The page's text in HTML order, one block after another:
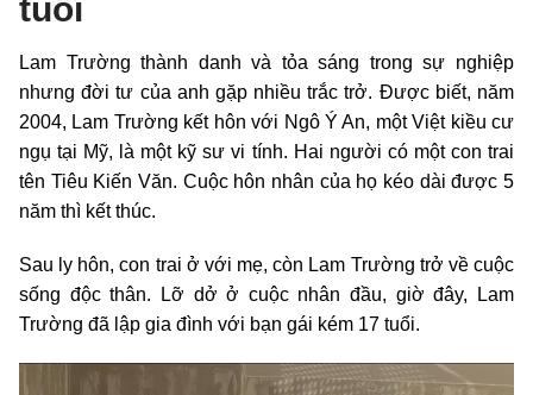
tuổi
Lam Trường thành danh và tỏa sáng trong sự nghiệp
nhưng đời tư của anh gặp nhiều trắc trở. Được biết, năm
2004, Lam Trường kết hôn với Ngô Ý An, một Việt kiều cư
ngụ tại Mỹ, là một kỹ sư vi tính. Hai người có một con trai
tên Tiêu Kiến Văn. Cuộc hôn nhân của họ kéo dài được 5
năm thì kết thúc.
Sau ly hôn, con trai ở với mẹ, còn Lam Trường trở về cuộc
sống độc thân. Lỡ dở ở cuộc nhân đầu, giờ đây, Lam
Trường đã lập gia đình với bạn gái kém 17 tuổi.